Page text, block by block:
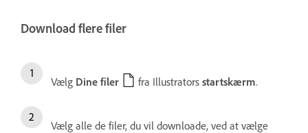
Download flere filer
Vælg Dine filer fra Illustrators startskærm.
Vælg alle de filer, du vil downloade, ved at vælge